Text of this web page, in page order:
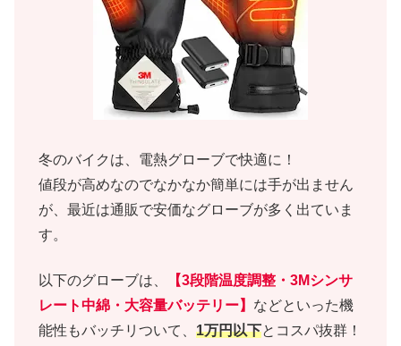
冬のバイクは、電熱グローブで快適に！
値段が高めなのでなかなか簡単には手が出ません
が、最近は通販で安価なグローブが多く出ていま
す。
以下のグローブは、
【3段階温度調整・3Mシンサ
レート中綿・大容量バッテリー】 などといった機
能性もバッチリついて、 1万円以下とコスパ抜群！